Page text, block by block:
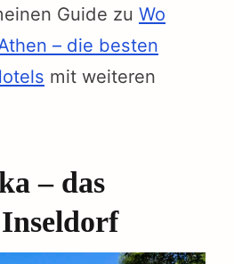
Guide zu Wo
– die besten
mit weiteren
– das